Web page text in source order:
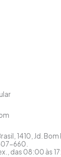
1410, Jd. Bom
660.
das 08:00 às